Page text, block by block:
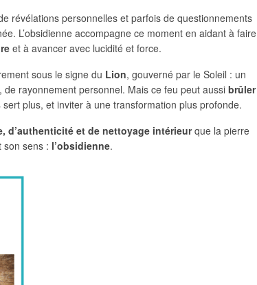
révélations personnelles et parfois de questionnements
L’obsidienne accompagne ce moment en aidant à faire
et à avancer avec lucidité et force.
sous le signe du Lion, gouverné par le Soleil : un
rayonnement personnel. Mais ce feu peut aussi brûler
plus, et inviter à une transformation plus profonde.
d’authenticité et de nettoyage intérieurque la pierre
son sens : l’obsidienne.